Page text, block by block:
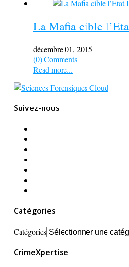
La Mafia cible
décembre 01, 2015
(0) Comments
Read more...
Suivez-nous
Catégories
Catégories
CrimeXpertise